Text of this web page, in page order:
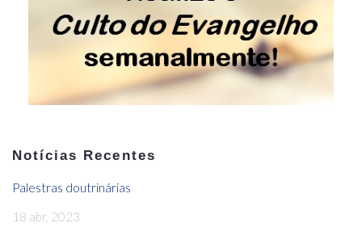
Notícias Recentes
Palestras doutrinárias
18 abr, 2023